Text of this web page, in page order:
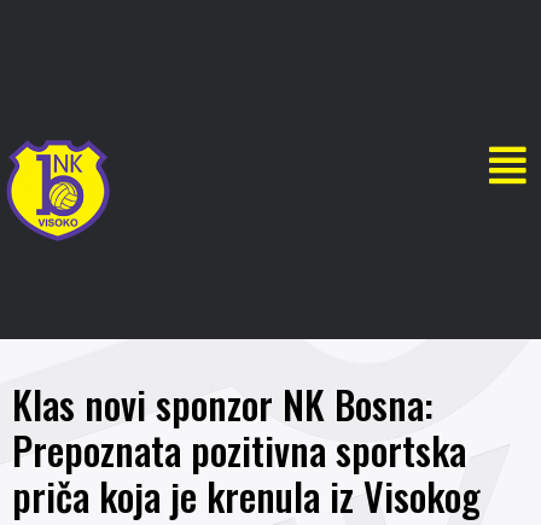
Klas novi sponzor NK Bosna:
Prepoznata pozitivna sportska
priča koja je krenula iz Visokog